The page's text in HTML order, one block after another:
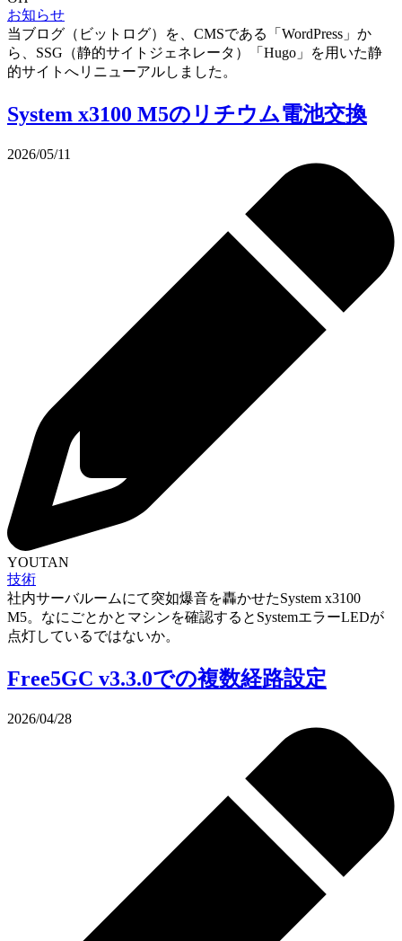
お知らせ
当ブログ（ビットログ）を、CMSである「WordPress」か
ら、SSG（静的サイトジェネレータ）「Hugo」を用いた静
的サイトへリニューアルしました。
System x3100 M5のリチウム電池交換
2026/05/11
YOUTAN
技術
社内サーバルームにて突如爆音を轟かせたSystem x3100
M5。なにごとかとマシンを確認するとSystemエラーLEDが
点灯しているではないか。
Free5GC v3.3.0での複数経路設定
2026/04/28